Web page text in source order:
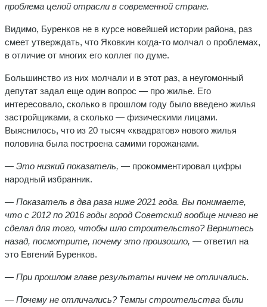
проблема целой отрасли в современной стране.
Видимо, Буренков не в курсе новейшей истории района, раз
смеет утверждать, что Яковкин когда-то молчал о проблемах,
в отличие от многих его коллег по думе.
Большинство из них молчали и в этот раз, а неугомонный
депутат задал еще один вопрос — про жилье. Его
интересовало, сколько в прошлом году было введено жилья
застройщиками, а сколько — физическими лицами.
Выяснилось, что из 20 тысяч «квадратов» нового жилья
половина была построена самими горожанами.
— Это низкий показатель, — прокомментировал цифры
народный избранник.
— Показатель в два раза ниже 2021 года. Вы понимаете,
что с 2012 по 2016 годы город Советский вообще ничего не
сделал для того, чтобы шло строительство? Вернитесь
назад, посмотрите, почему это произошло, — ответил на
это Евгений Буренков.
— При прошлом главе результаты ничем не отличались.
— Почему не отличались? Темпы строительства были